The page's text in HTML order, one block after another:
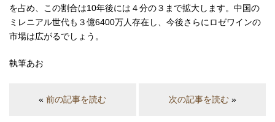
を占め、この割合は10年後には４分の３まで拡大します。中国の
ミレニアル世代も３億6400万人存在し、今後さらにロゼワインの
市場は広がるでしょう。
執筆あお
«前の記事を読む 次の記事を読む»